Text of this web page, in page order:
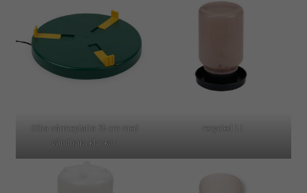
Olba värmeplatta 25 cm med
vändbara klackar.
recycled 1 l